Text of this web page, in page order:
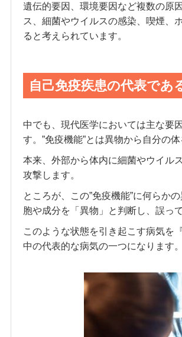
遺伝的要因、環境要因など複数の原
ス、細菌やウイルスの感染、喫煙、
ると考えられています。
自己免疫疾患の代表であ
中でも、現代医学においては主な要
す。 ”免疫機能”とは異物から自分の体
本来、外部から体内に細菌やウイル
攻撃します。
ところが、この”免疫機能”に何らか
胞や成分を「異物」と判断し、誤っ
このような状態を引き起こす病気を
中の代表的な病気の一つになります。